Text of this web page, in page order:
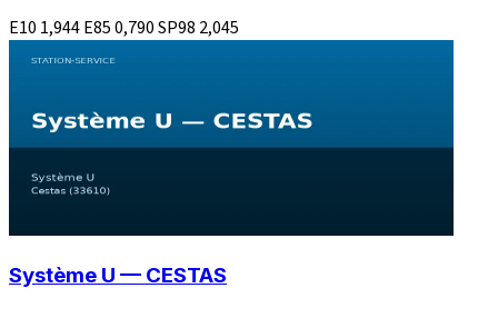
E10 1,944E850,790SP98 2,045
Système U — CESTAS